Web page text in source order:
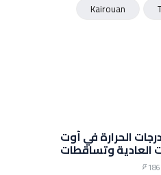
Kairouan
الحرارة في أوت
العادية وتساقطات
الخريف